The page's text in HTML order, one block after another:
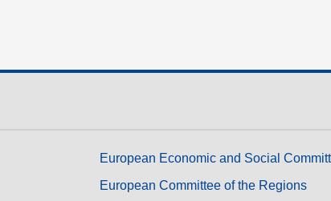
European Economic and Social
European Committee of the Regions